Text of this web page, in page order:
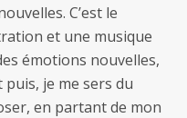
C’est le
et une musique
émotions nouvelles,
puis, je me sers du
en partant de mon